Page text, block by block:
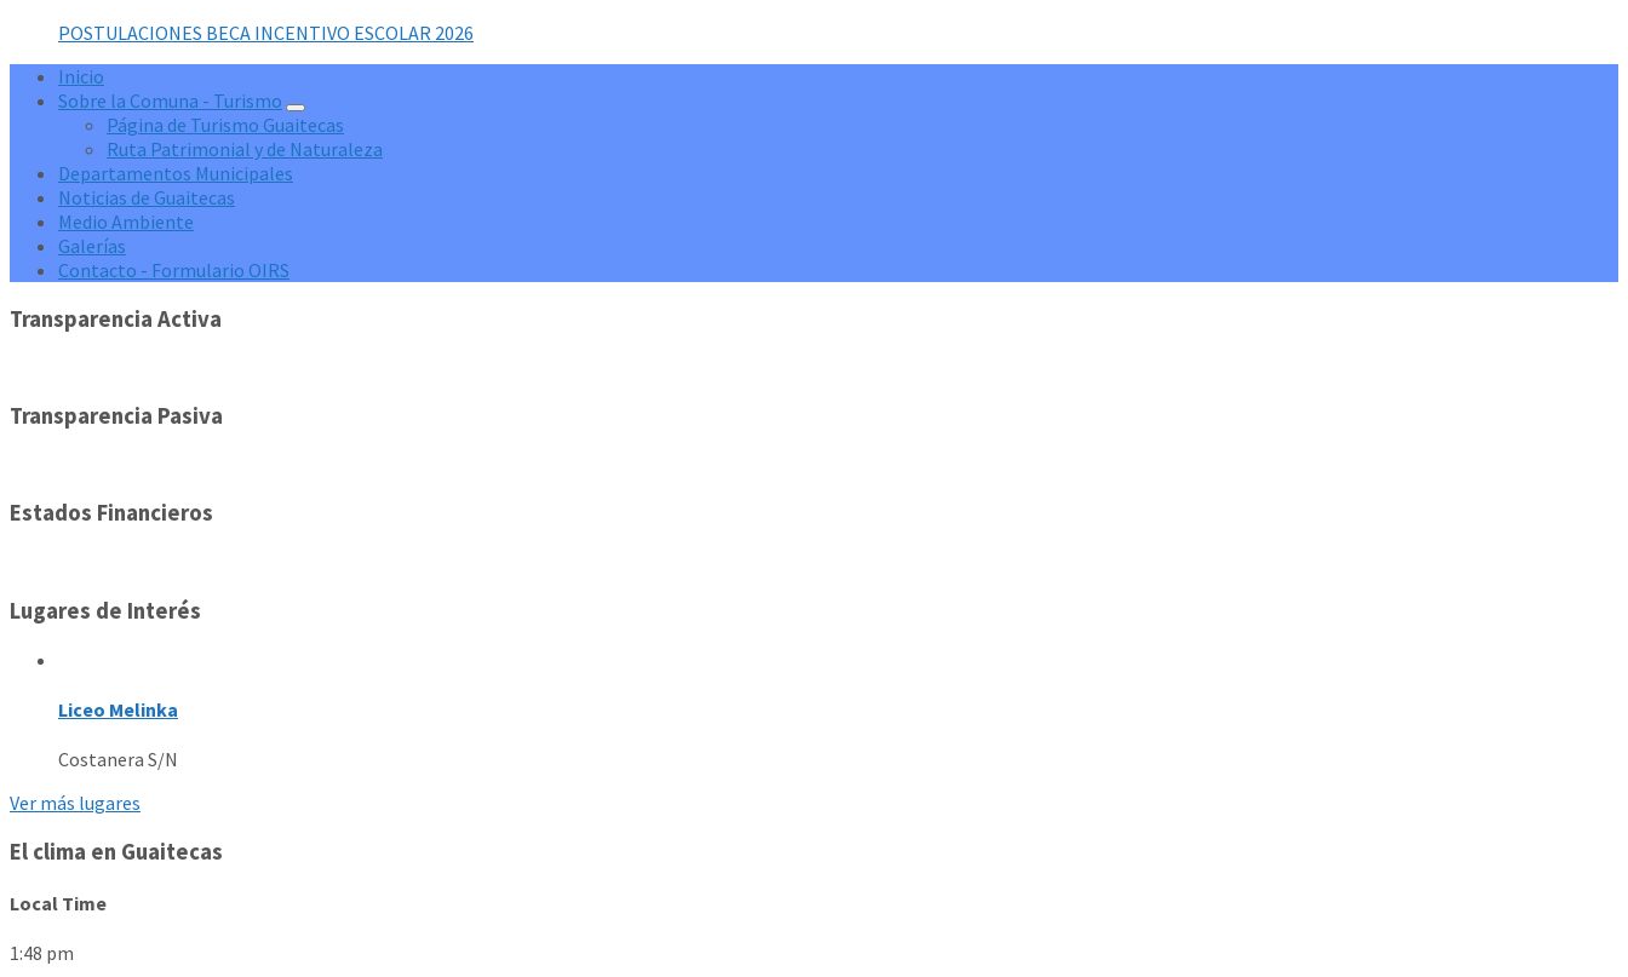
POSTULACIONES BECA INCENTIVO ESCOLAR 2026
Inicio
Sobre la Comuna - Turismo
Página de Turismo Guaitecas
Ruta Patrimonial y de Naturaleza
Departamentos Municipales
Noticias de Guaitecas
Medio Ambiente
Galerías
Contacto - Formulario OIRS
Transparencia Activa
Transparencia Pasiva
Estados Financieros
Lugares de Interés
Liceo Melinka
Costanera S/N
Ver más lugares
El clima en Guaitecas
Local Time
1:48 pm